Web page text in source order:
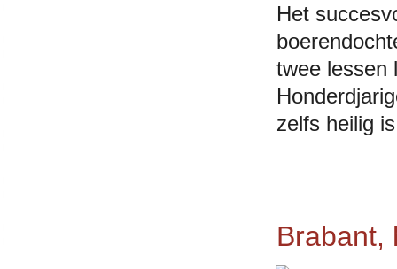
Het
twee lessen
zelfs heilig
Brabant,